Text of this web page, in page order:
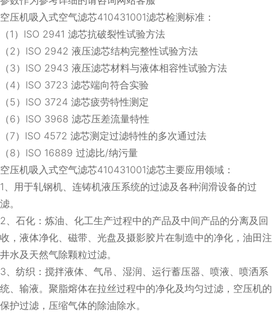
空压机吸入式空气滤芯410431001滤芯检测标准：
（1）ISO 2941 滤芯抗破裂性试验方法
（2）ISO 2942 液压滤芯结构完整性试验方法
（3）ISO 2943 液压滤芯材料与液体相容性试验方法
（4）ISO 3723 滤芯端向符合实验
（5）ISO 3724 滤芯疲劳特性测定
（6）ISO 3968 滤芯压差流量特性
（7）ISO 4572 滤芯测定过滤特性的多次通过法
（8）ISO 16889 过滤比/纳污量
空压机吸入式空气滤芯410431001滤芯主要应用领域：
1、用于轧钢机、连铸机液压系统的过滤及各种润滑设备的过
滤。
2、石化：炼油、化工生产过程中的产品及中间产品的分离及回
收，液体净化、磁带、光盘及摄影胶片在制造中的净化，油田注
井水及天然气除颗粒过滤。
3、纺织：搅拌液体、气吊、湿润、运行蓄压器、喷液、喷洒系
统、输液。聚脂熔体在拉丝过程中的净化及均匀过滤，空压机的
保护过滤，压缩气体的除油除水。